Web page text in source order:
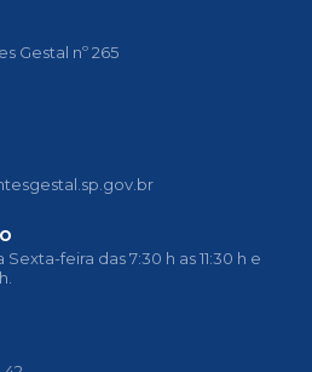
Gestal nº 265
feira das 7:30 h as 11:30 h e